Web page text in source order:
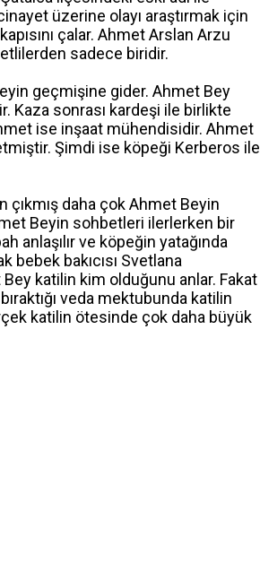
üzerine olayı araştırmak için
çalar. Ahmet Arslan Arzu
sadece biridir.
geçmişine gider. Ahmet Bey
Kaza sonrası kardeşi ile birlikte
ise inşaat mühendisidir. Ahmet
Şimdi ise köpeği Kerberos ile
daha çok Ahmet Beyin
Beyin sohbetleri ilerlerken bir
anlaşılır ve köpeğin yatağında
bebek bakıcısı Svetlana
katilin kim olduğunu anlar. Fakat
veda mektubunda katilin
katilin ötesinde çok daha büyük